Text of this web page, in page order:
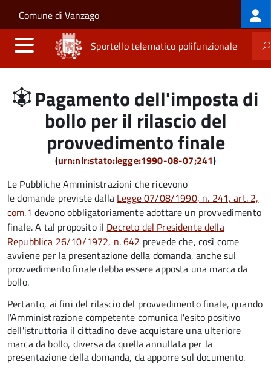
Salta al contenuto principale
Skip to site navigation
Comune di Vanzago
Sportello telematico polifunzionale
Pagamento dell'imposta di
bollo per il rilascio del
provvedimento finale
(urn:nir:stato:legge:1990-08-07;241)
Le Pubbliche Amministrazioni che ricevono
le domande previste dalla Legge 07/08/1990, n. 241, art. 2,
com.1 devono obbligatoriamente adottare un provvedimento
finale. A tal proposito il Decreto del Presidente della
Repubblica 26/10/1972, n. 642 prevede che, così come
avviene per la presentazione della domanda, anche sul
provvedimento finale debba essere apposta una marca da
bollo.
Pertanto, ai fini del rilascio del provvedimento finale, quando
l'Amministrazione competente comunica l'esito positivo
dell'istruttoria il cittadino deve acquistare una ulteriore
marca da bollo, diversa da quella annullata per la
presentazione della domanda, da apporre sul documento.